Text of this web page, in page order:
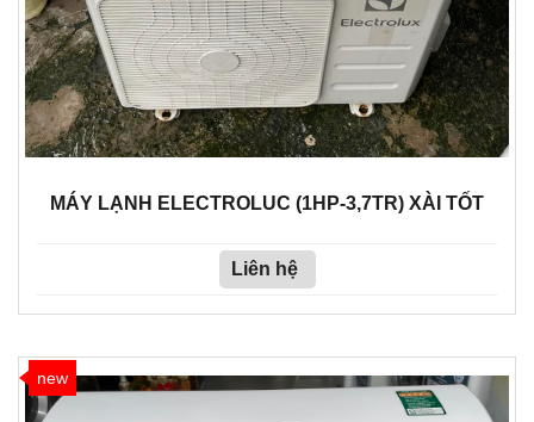
MÁY LẠNH ELECTROLUC (1HP-3,7TR) XÀI TỐT
Liên hệ
new